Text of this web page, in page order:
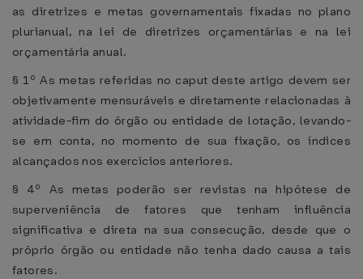
as diretrizes e metas governamentais fixadas no plano
plurianual, na lei de diretrizes orçamentárias e na lei
orçamentária anual.
§ 1º As metas referidas no caput deste artigo devem ser
objetivamente mensuráveis e diretamente relacionadas à
atividade-fim do órgão ou entidade de lotação, levando-
se em conta, no momento de sua fixação, os índices
alcançados nos exercícios anteriores.
§ 4º As metas poderão ser revistas na hipótese de
superveniência de fatores que tenham influência
significativa e direta na sua consecução, desde que o
próprio órgão ou entidade não tenha dado causa a tais
fatores.